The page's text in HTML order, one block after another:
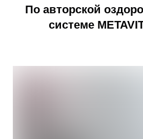
По авторской
системе